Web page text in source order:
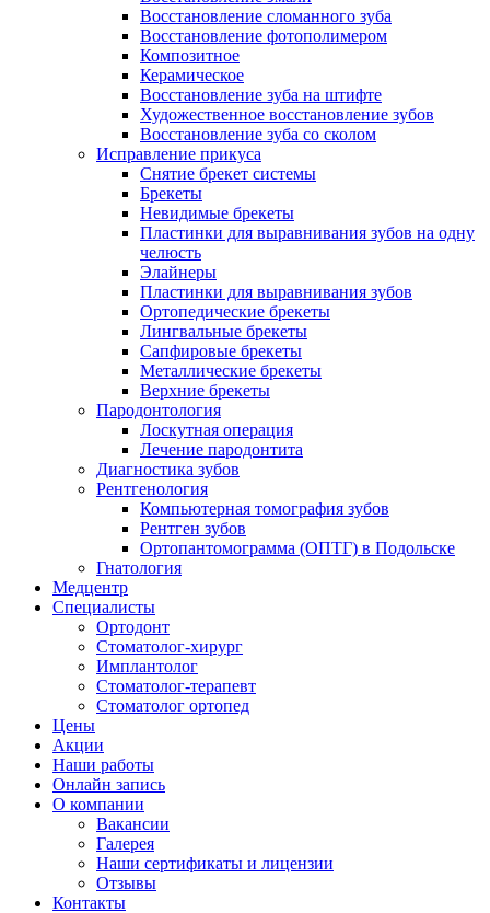
Восстановление сломанного зуба
Восстановление фотополимером
Композитное
Керамическое
Восстановление зуба на штифте
Художественное восстановление зубов
Восстановление зуба со сколом
Исправление прикуса
Снятие брекет системы
Брекеты
Невидимые брекеты
Пластинки для выравнивания зубов на одну
челюсть
Элайнеры
Пластинки для выравнивания зубов
Ортопедические брекеты
Лингвальные брекеты
Сапфировые брекеты
Металлические брекеты
Верхние брекеты
Пародонтология
Лоскутная операция
Лечение пародонтита
Диагностика зубов
Рентгенология
Компьютерная томография зубов
Рентген зубов
Ортопантомограмма (ОПТГ) в Подольске
Гнатология
Медцентр
Специалисты
Ортодонт
Стоматолог-хирург
Имплантолог
Стоматолог-терапевт
Стоматолог ортопед
Цены
Акции
Наши работы
Онлайн запись
О компании
Вакансии
Галерея
Наши сертификаты и лицензии
Отзывы
Контакты